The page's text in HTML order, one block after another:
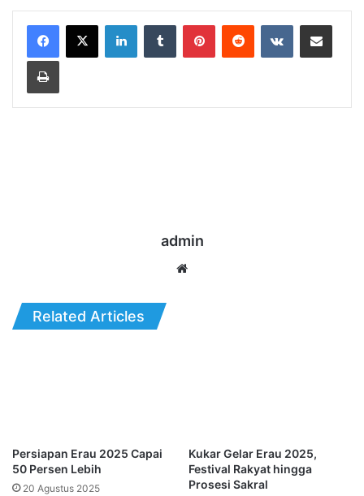
LinkedInTumblr PinterestReddit VKontakteShare via Email
Print
admin
Related Articles
Persiapan Erau 2025 Capai
50 Persen Lebih
20 Agustus 2025
Kukar Gelar Erau 2025,
Festival Rakyat hingga
Prosesi Sakral